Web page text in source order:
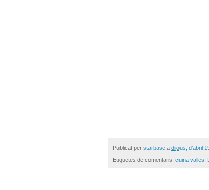
Publicat per starbase a dijous, d’abril
Etiquetes de comentaris: cuina valles